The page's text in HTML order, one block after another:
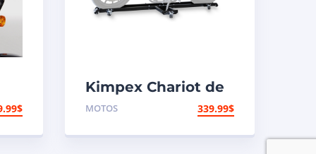
$
Kimpex Chariot de
moto à profil bas
MOTOS 339.99$